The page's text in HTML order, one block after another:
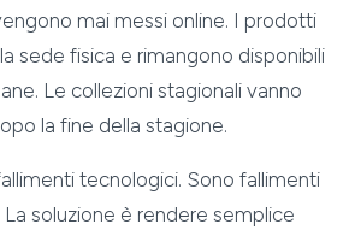
mai messi online. I prodotti
sede fisica e rimangono disponibili
Le collezioni stagionali vanno
la fine della stagione.
tecnologici. Sono fallimenti
La soluzione è rendere semplice